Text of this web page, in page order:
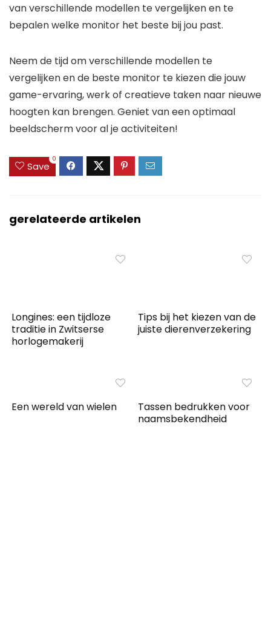
van verschillende modellen te vergelijken en te
bepalen welke monitor het beste bij jou past.
Neem de tijd om verschillende modellen te
vergelijken en de beste monitor te kiezen die jouw
game-ervaring, werk of creatieve taken naar nieuwe
hoogten kan brengen. Geniet van een optimaal
beeldscherm voor al je activiteiten!
Save
0
gerelateerde artikelen
Longines: een tijdloze
traditie in Zwitserse
horlogemakerij
Tips bij het kiezen van de
juiste dierenverzekering
Een wereld van wielen
Tassen bedrukken voor
naamsbekendheid